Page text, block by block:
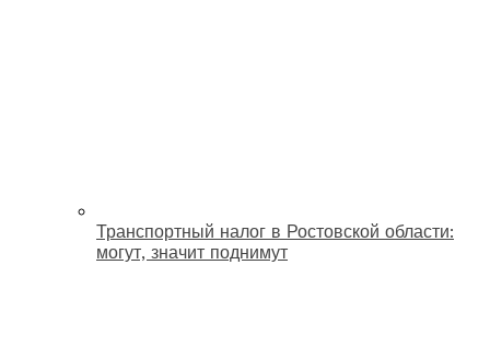
Транспортный налог в Ростовской области:
могут, значит поднимут